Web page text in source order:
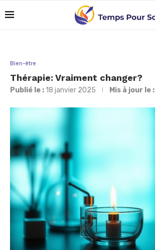
Bien-être
Thérapie: Vraiment changer?
Publié le : 18 janvier 2025 Mis à jour le :